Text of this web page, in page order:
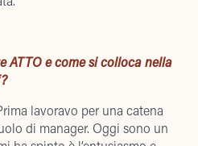
ATTO e come si colloca nella
lavoravo per una catena
di manager. Oggi sono un